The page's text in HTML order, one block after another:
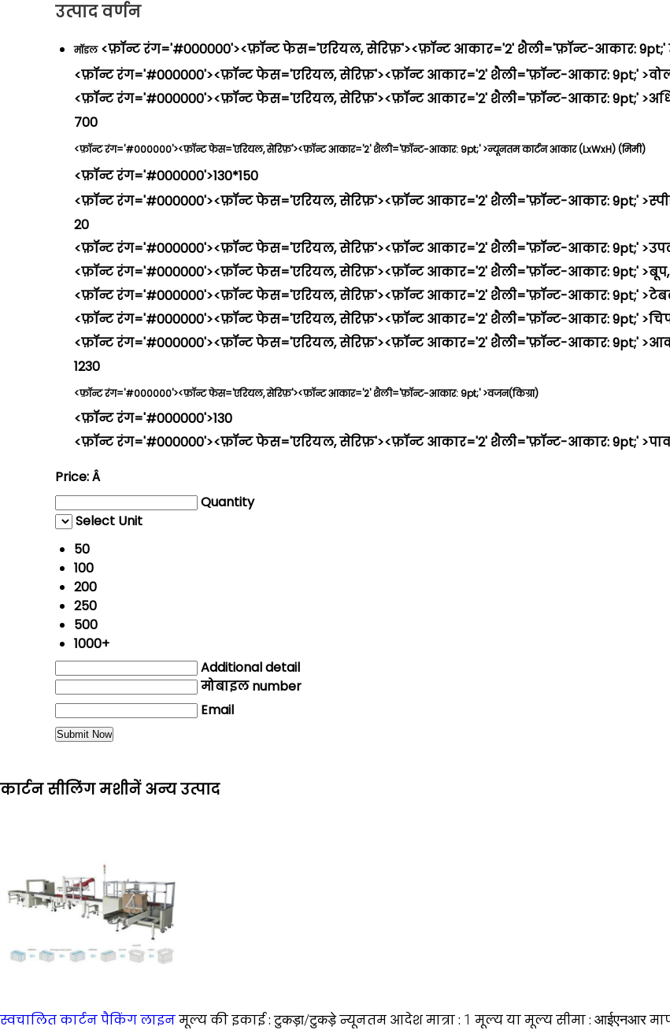
उत्पाद वर्णन
मॉडल<फ़ॉन्ट रंग='#000000'><फ़ॉन्ट फेस='एरियल, सेरिफ़'><फ़ॉन्ट आकार='2' शैली='फ़ॉन्ट-आकार: 9pt;'
<फ़ॉन्ट रंग='#000000'><फ़ॉन्ट फेस='एरियल, सेरिफ़'><फ़ॉन्ट आकार='2' शैली='फ़ॉन्ट-आकार: 9pt;'
<फ़ॉन्ट रंग='#000000'><फ़ॉन्ट फेस='एरियल, सेरिफ़'><फ़ॉन्ट आकार='2' शैली='फ़ॉन्ट-आकार: 9pt;'
700
<फ़ॉन्ट रंग='#000000'><फ़ॉन्ट फेस='एरियल, सेरिफ़'><फ़ॉन्ट आकार='2' शैली='फ़ॉन्ट-आकार: 9pt;' >न्यूनतम कार्टन आकार (LxWxH) (मिमी)
<फ़ॉन्ट रंग='#000000'>130*150
<फ़ॉन्ट रंग='#000000'><फ़ॉन्ट फेस='एरियल, सेरिफ़'><फ़ॉन्ट आकार='2' शैली='फ़ॉन्ट-आकार: 9pt;'
20
<फ़ॉन्ट रंग='#000000'><फ़ॉन्ट फेस='एरियल, सेरिफ़'><फ़ॉन्ट आकार='2' शैली='फ़ॉन्ट-आकार: 9pt;'
<फ़ॉन्ट रंग='#000000'><फ़ॉन्ट फेस='एरियल, सेरिफ़'><फ़ॉन्ट आकार='2' शैली='फ़ॉन्ट-आकार: 9pt;' >बूप,
<फ़ॉन्ट रंग='#000000'><फ़ॉन्ट फेस='एरियल, सेरिफ़'><फ़ॉन्ट आकार='2' शैली='फ़ॉन्ट-आकार: 9pt;'
<फ़ॉन्ट रंग='#000000'><फ़ॉन्ट फेस='एरियल, सेरिफ़'><फ़ॉन्ट आकार='2' शैली='फ़ॉन्ट-आकार: 9pt;'
<फ़ॉन्ट रंग='#000000'><फ़ॉन्ट फेस='एरियल, सेरिफ़'><फ़ॉन्ट आकार='2' शैली='फ़ॉन्ट-आकार: 9pt;'
1230
<फ़ॉन्ट रंग='#000000'><फ़ॉन्ट फेस='एरियल, सेरिफ़'><फ़ॉन्ट आकार='2' शैली='फ़ॉन्ट-आकार: 9pt;' >वजन(किग्रा)
<फ़ॉन्ट रंग='#000000'>130
<फ़ॉन्ट रंग='#000000'><फ़ॉन्ट फेस='एरियल, सेरिफ़'><फ़ॉन्ट आकार='2' शैली='फ़ॉन्ट-आकार: 9pt;'
Price:Â
Quantity
Select Unit
50
100
200
250
500
1000+
Additional detail
मोबाइल number
Email
कार्टन सीलिंग मशीनें अन्य उत्पाद
स्वचालित कार्टन पैकिंग लाइनमूल्य की इकाई :टुकड़ा/टुकड़ेन्यूनतम आदेश मात्रा : 1 मूल्य या मूल्य सीमा : आईएनआर